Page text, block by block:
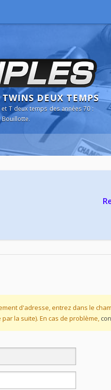
DEUX TEMPS
T deux temps des années 70 :
Bouillotte.
d'adresse, entrez dans le
la suite). En cas de problème,